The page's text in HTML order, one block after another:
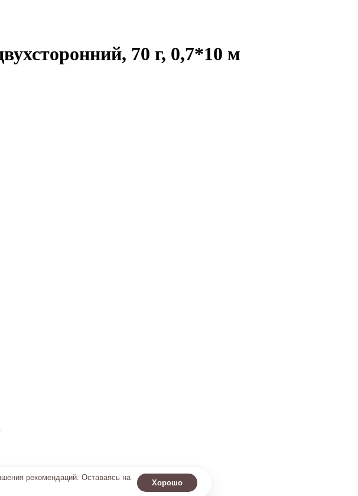
70 г, 0,7*10 м
рекомендаций. Оставаясь на
Хорошо